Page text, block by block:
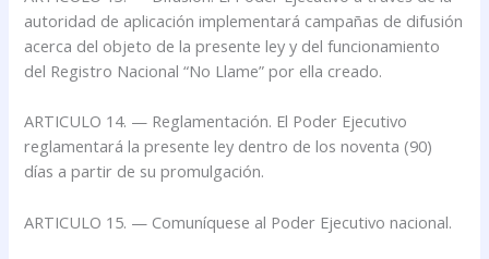
autoridad de aplicación implementará campañas de difusión
acerca del objeto de la presente ley y del funcionamiento
del Registro Nacional “No Llame” por ella creado.
ARTICULO 14. — Reglamentación. El Poder Ejecutivo
reglamentará la presente ley dentro de los noventa (90)
días a partir de su promulgación.
ARTICULO 15. — Comuníquese al Poder Ejecutivo nacional.